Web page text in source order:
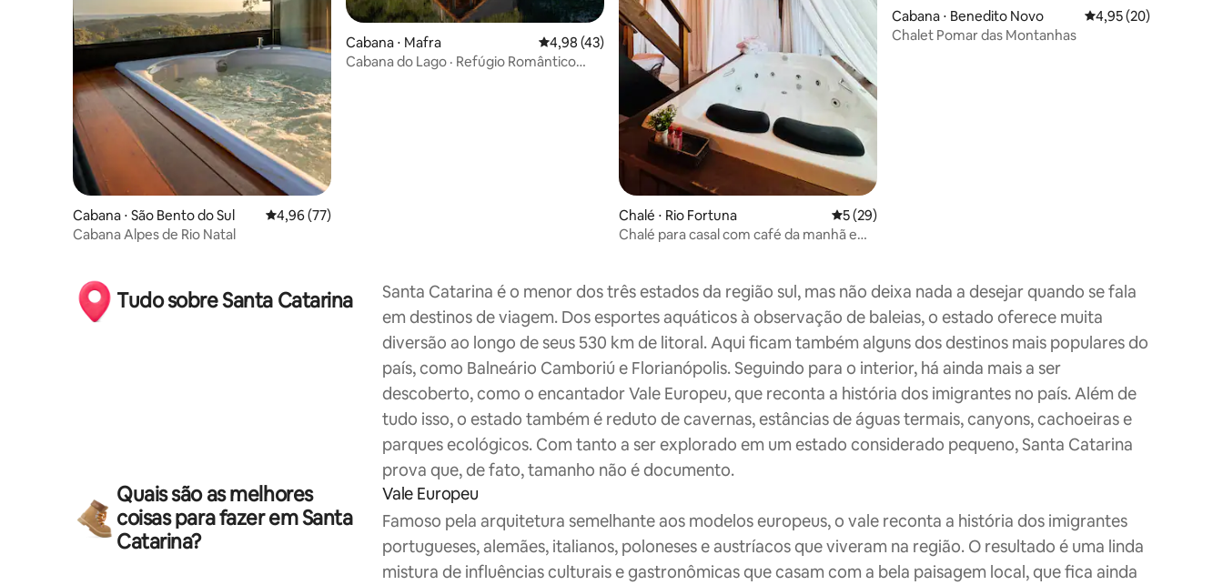
Cabana ⋅ São Bento do Sul 4,96 de uma avaliação média de 5, 77 avaliações
4,96 (77)
Cabana Alpes de Rio Natal
Cabana ⋅ Mafra 4,98 de uma avaliação média de 5, 43 avaliações
4,98 (43)
Cabana do Lago · Refúgio Romântico
Chalé ⋅ Rio Fortuna 5 de uma avaliação média de 5, 29 avaliações
5 (29)
Chalé para casal com café da manhã e
Cabana ⋅ Benedito Novo 4,95 de uma
4,95 (20)
Chalet Pomar das Montanhas
Tudo sobre Santa Catarina
Santa Catarina é o menor dos três estados da região sul, mas não deixa nada a desejar quando se fala
em destinos de viagem. Dos esportes aquáticos à observação de baleias, o estado oferece muita
diversão ao longo de seus 530 km de litoral. Aqui ficam também alguns dos destinos mais populares do
país, como Balneário Camboriú e Florianópolis. Seguindo para o interior, há ainda mais a ser
descoberto, como o encantador Vale Europeu, que reconta a história dos imigrantes no país. Além de
tudo isso, o estado também é reduto de cavernas, estâncias de águas termais, canyons, cachoeiras e
parques ecológicos. Com tanto a ser explorado em um estado considerado pequeno, Santa Catarina
prova que, de fato, tamanho não é documento.
Quais são as melhores
coisas para fazer em Santa
Catarina?
Vale Europeu
Famoso pela arquitetura semelhante aos modelos europeus, o vale reconta a história dos imigrantes
portugueses, alemães, italianos, poloneses e austríacos que viveram na região. O resultado é uma linda
mistura de influências culturais e gastronômicas que casam com a bela paisagem local, que fica ainda